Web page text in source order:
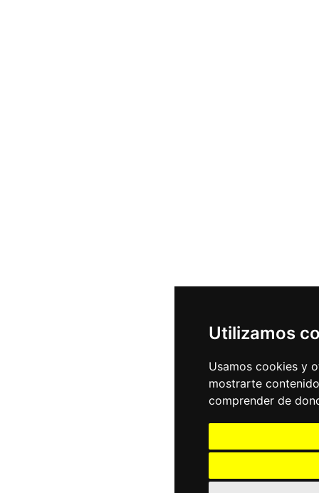
Utilizamos
Usamos cookies y
mostrarte
comprender de